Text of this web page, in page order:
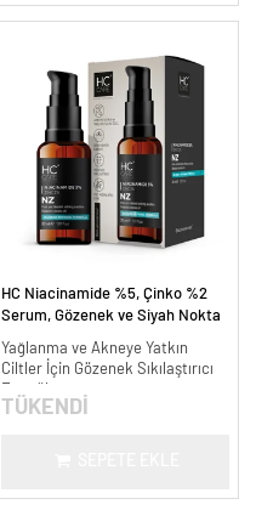
HC Niacinamide %5, Çinko %2
Serum, Gözenek ve Siyah Nokta
30 ml.
Yağlanma ve Akneye Yatkın
Ciltler İçin Gözenek Sıkılaştırıcı
TÜKENDİ